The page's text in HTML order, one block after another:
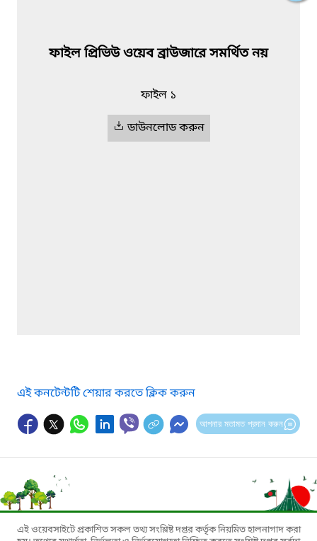
ফাইল প্রিভিউ ওয়েব ব্রাউজারে সমর্থিত নয়
ফাইল ১
ডাউনলোড করুন
এই কনটেন্টটি শেয়ার করতে ক্লিক করুন
আপনার মতামত প্রদান করুন
এই ওয়েবসাইটে প্রকাশিত সকল তথ্য সংশ্লিষ্ট দপ্তর কর্তৃক নিয়মিত হালনাগাদ করা